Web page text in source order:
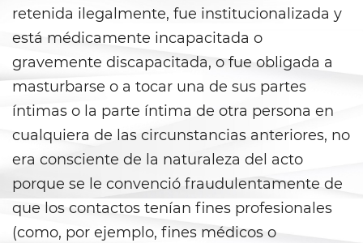
Petición para Anular una
Condena por Asesinato
Sello de Registros de Arresto
Violación de la Libertad
Condicional
Aumento de Sentencia por Armas
de Fuego
Delitos Contra La Propiedad
retenida ilegalmente, fue institucionalizada y
está médicamente incapacitada o
gravemente discapacitada, o fue obligada a
masturbarse o a tocar una de sus partes
íntimas o la parte íntima de otra persona en
cualquiera de las circunstancias anteriores, no
era consciente de la naturaleza del acto
porque se le convenció fraudulentamente de
que los contactos tenían fines profesionales
(como, por ejemplo, fines médicos o